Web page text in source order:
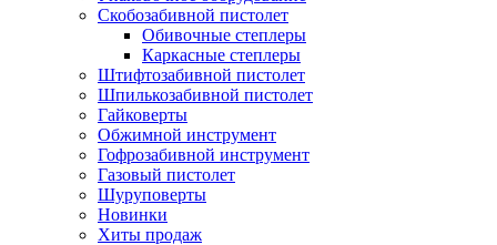
Скобозабивной пистолет
Обивочные степлеры
Каркасные степлеры
Штифтозабивной пистолет
Шпилькозабивной пистолет
Гайковерты
Обжимной инструмент
Гофрозабивной инструмент
Газовый пистолет
Шуруповерты
Новинки
Хиты продаж